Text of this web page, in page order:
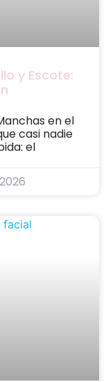
y Escote:
en el
casi nadie
el